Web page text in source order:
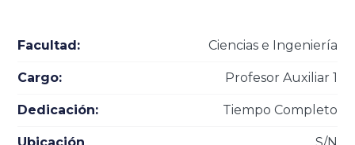
Facultad: Ciencias e Ingeniería
Cargo: Profesor Auxiliar 1
Dedicación: Tiempo Completo